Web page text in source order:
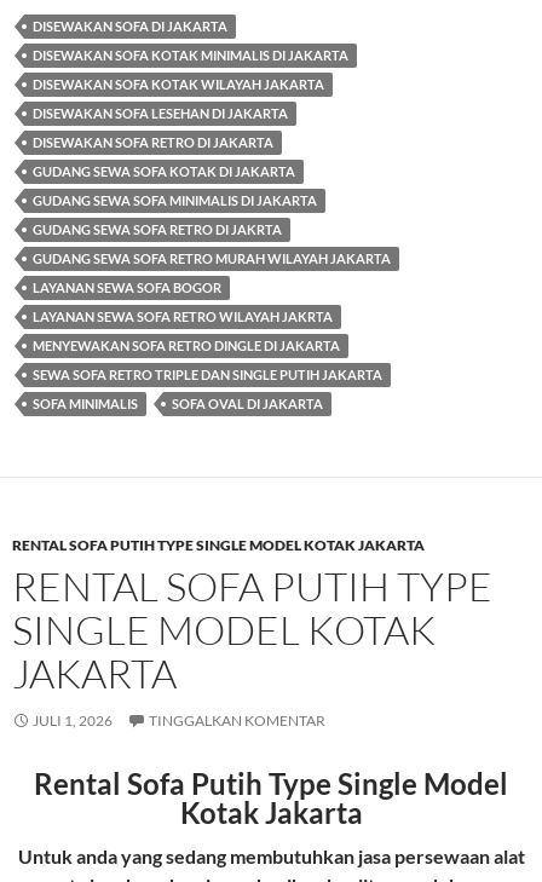
DISEWAKAN SOFA DI JAKARTA
DISEWAKAN SOFA KOTAK MINIMALIS DI JAKARTA
DISEWAKAN SOFA KOTAK WILAYAH JAKARTA
DISEWAKAN SOFA LESEHAN DI JAKARTA
DISEWAKAN SOFA RETRO DI JAKARTA
GUDANG SEWA SOFA KOTAK DI JAKARTA
GUDANG SEWA SOFA MINIMALIS DI JAKARTA
GUDANG SEWA SOFA RETRO DI JAKRTA
GUDANG SEWA SOFA RETRO MURAH WILAYAH JAKARTA
LAYANAN SEWA SOFA BOGOR
LAYANAN SEWA SOFA RETRO WILAYAH JAKRTA
MENYEWAKAN SOFA RETRO DINGLE DI JAKARTA
SEWA SOFA RETRO TRIPLE DAN SINGLE PUTIH JAKARTA
SOFA MINIMALIS
SOFA OVAL DI JAKARTA
RENTAL SOFA PUTIH TYPE SINGLE MODEL KOTAK JAKARTA
RENTAL SOFA PUTIH TYPE
SINGLE MODEL KOTAK
JAKARTA
JULI 1, 2026 TINGGALKAN KOMENTAR
Rental Sofa Putih Type Single Model
Kotak Jakarta
Untuk anda yang sedang membutuhkan jasa persewaan alat